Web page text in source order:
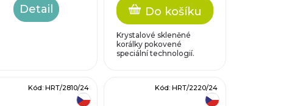
Detail Do košíku
Krystalové skleněné
korálky pokovené
speciální technologií.
Kód:HRT/2810/24 Kód: HRT/2220/24